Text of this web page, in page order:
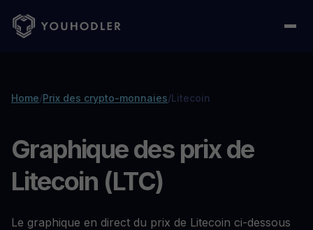
Home/Prix des crypto-monnaies/Litecoin
Graphique des prix de
Litecoin (LTC)
Le graphique en direct du prix de Litecoin ci-dessous